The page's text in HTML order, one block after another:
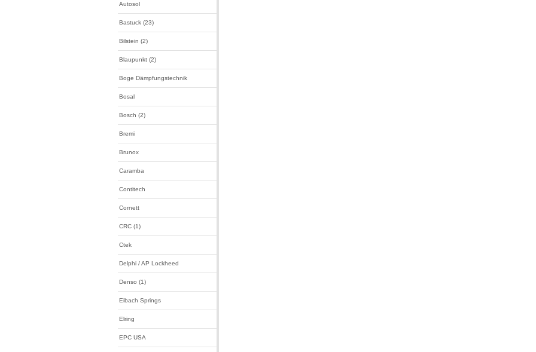
Autosol
Bastuck (23)
Bilstein (2)
Blaupunkt (2)
Boge Dämpfungstechnik
Bosal
Bosch (2)
Bremi
Brunox
Caramba
Contitech
Cornett
CRC (1)
Ctek
Delphi / AP Lockheed
Denso (1)
Eibach Springs
Elring
EPC USA